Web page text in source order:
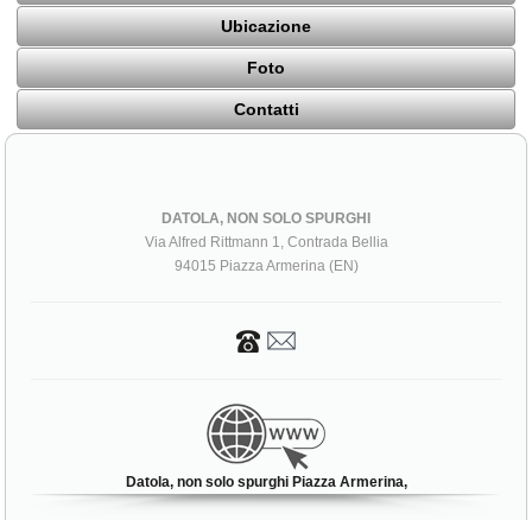
Ubicazione
Foto
Contatti
DATOLA, NON SOLO SPURGHI
Via Alfred Rittmann 1, Contrada Bellia
94015 Piazza Armerina (EN)
Datola, non solo spurghi Piazza Armerina,